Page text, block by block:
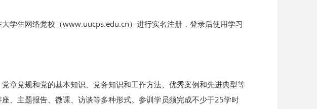
学生网络党校（www.uucps.edu.cn）进行实名注册，登录后使用学习
章党规和党的基本知识、党务知识和工作方法、优秀案例和先进典型等
、主题报告、微课、访谈等多种形式。参训学员须完成不少于25学时